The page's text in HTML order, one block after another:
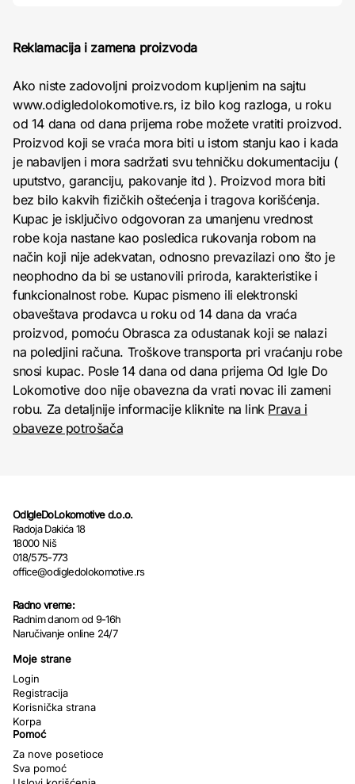
Reklamacija i zamena proizvoda
Ako niste zadovoljni proizvodom kupljenim na sajtu
www.odigledolokomotive.rs, iz bilo kog razloga, u roku
od 14 dana od dana prijema robe možete vratiti proizvod.
Proizvod koji se vraća mora biti u istom stanju kao i kada
je nabavljen i mora sadržati svu tehničku dokumentaciju (
uputstvo, garanciju, pakovanje itd ). Proizvod mora biti
bez bilo kakvih fizičkih oštećenja i tragova korišćenja.
Kupac je isključivo odgovoran za umanjenu vrednost
robe koja nastane kao posledica rukovanja robom na
način koji nije adekvatan, odnosno prevazilazi ono što je
neophodno da bi se ustanovili priroda, karakteristike i
funkcionalnost robe. Kupac pismeno ili elektronski
obaveštava prodavca u roku od 14 dana da vraća
proizvod, pomoću Obrasca za odustanak koji se nalazi
na poledjini računa. Troškove transporta pri vraćanju robe
snosi kupac. Posle 14 dana od dana prijema Od Igle Do
Lokomotive doo nije obavezna da vrati novac ili zameni
robu. Za detaljnije informacije kliknite na link Prava i
obaveze potrošača
OdIgleDoLokomotive d.o.o.
Radoja Dakića 18
18000 Niš
018/575-773
office@odigledolokomotive.rs
Radno vreme:
Radnim danom od 9-16h
Naručivanje online 24/7
Moje strane
Login
Registracija
Korisnička strana
Korpa
Pomoć
Za nove posetioce
Sva pomoć